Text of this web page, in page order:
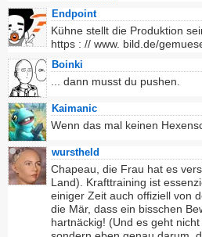
Endpoint
Kühne stellt die Produktion
https : // www. bild.de/
Boinki
... dann musst du pushen.
Kaimanic
Wenn das mal keinen
wurstheld
Chapeau, die Frau hat es
Land). Krafttraining ist
einiger Zeit auch offiziell von
die Mär, dass ein bisschen
hartnäckig! (Und es geht